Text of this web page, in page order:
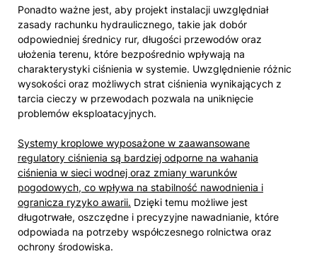
Ponadto ważne jest, aby projekt instalacji uwzględniał
zasady rachunku hydraulicznego, takie jak dobór
odpowiedniej średnicy rur, długości przewodów oraz
ułożenia terenu, które bezpośrednio wpływają na
charakterystyki ciśnienia w systemie. Uwzględnienie różnic
wysokości oraz możliwych strat ciśnienia wynikających z
tarcia cieczy w przewodach pozwala na uniknięcie
problemów eksploatacyjnych.
Systemy kroplowe wyposażone w zaawansowane
regulatory ciśnienia są bardziej odporne na wahania
ciśnienia w sieci wodnej oraz zmiany warunków
pogodowych, co wpływa na stabilność nawodnienia i
ogranicza ryzyko awarii. Dzięki temu możliwe jest
długotrwałe, oszczędne i precyzyjne nawadnianie, które
odpowiada na potrzeby współczesnego rolnictwa oraz
ochrony środowiska.